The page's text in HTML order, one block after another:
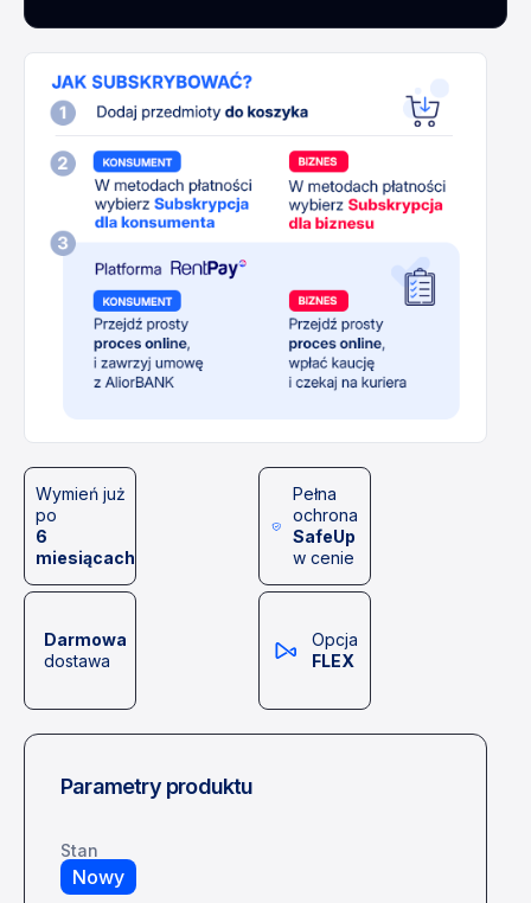
Wymień już
po
6
miesiącach
Pełna
ochrona
SafeUp
w cenie
Darmowa
dostawa
Opcja
FLEX
Parametry produktu
Stan
Nowy